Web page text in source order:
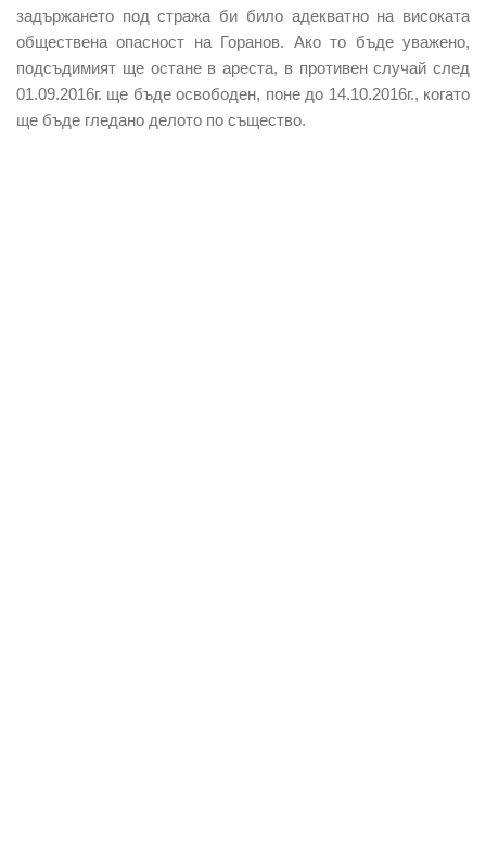
задържането под стража би било адекватно на високата
обществена опасност на Горанов. Ако то бъде уважено,
подсъдимият ще остане в ареста, в противен случай след
01.09.2016г. ще бъде освободен, поне до 14.10.2016г., когато
ще бъде гледано делото по същество.